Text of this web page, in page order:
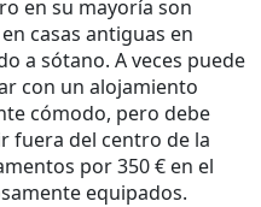
en su mayoría son
casas antiguas en
a sótano. A veces puede
con un alojamiento
cómodo, pero debe
fuera del centro de la
por 350 € en el
equipados.